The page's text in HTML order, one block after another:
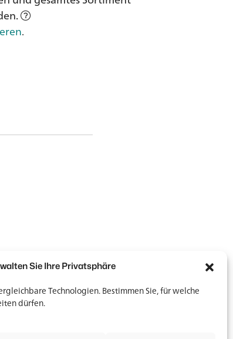
Sie Ihre Privatsphäre
Technologien. Bestimmen Sie, für welche
dürfen.
.